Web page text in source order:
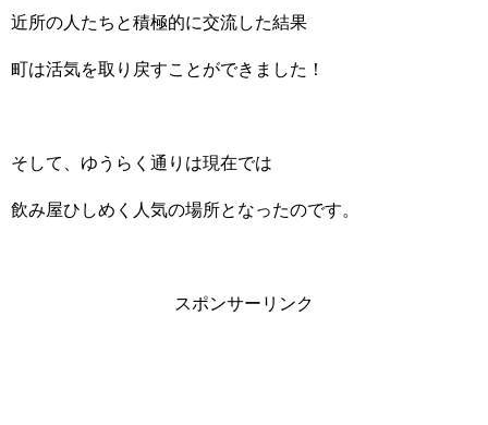
近所の人たちと積極的に交流した結果
町は活気を取り戻すことができました！
そして、ゆうらく通りは現在では
飲み屋ひしめく人気の場所となったのです。
スポンサーリンク